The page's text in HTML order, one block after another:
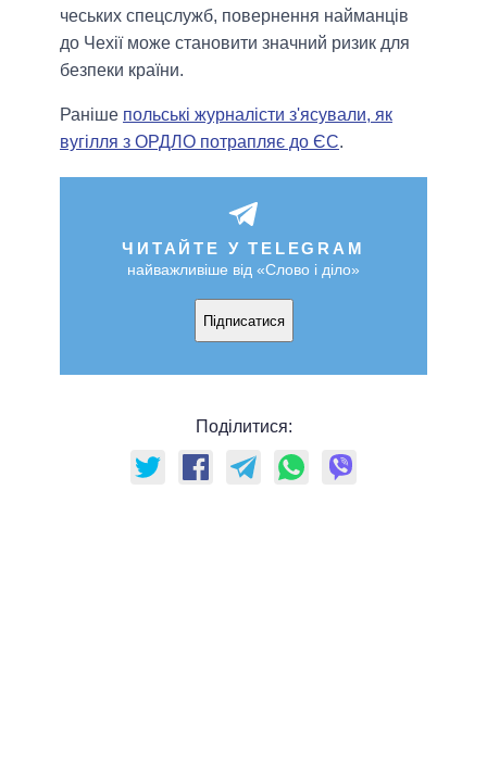
чеських спецслужб, повернення найманців
до Чехії може становити значний ризик для
безпеки країни.
Раніше польські журналісти з'ясували, як
вугілля з ОРДЛО потрапляє до ЄС.
ЧИТАЙТЕ У TELEGRAM
найважливіше від «Слово і діло»
Підписатися
Поділитися: